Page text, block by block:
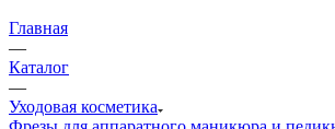
Главная
—
Каталог
—
Уходовая косметика